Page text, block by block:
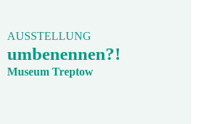
AUSSTELLUNG
umbenennen?!
Museum Treptow